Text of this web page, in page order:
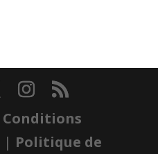
Conditions
| Politique de